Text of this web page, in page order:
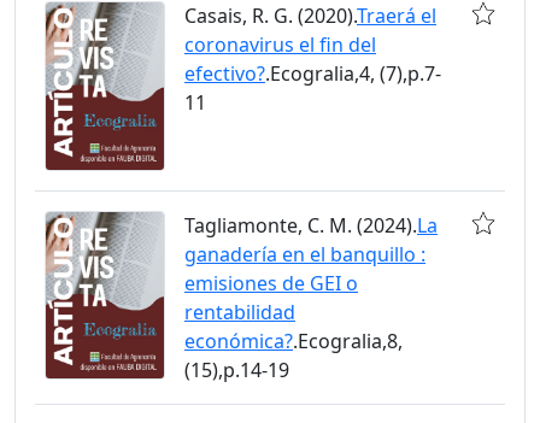
Casais, R. G. (2020).Traerá el
coronavirus el fin del
efectivo?.Ecogralia,4, (7),p.7-
11
Tagliamonte, C. M. (2024).La
ganadería en el banquillo :
emisiones de GEI o
rentabilidad
económica?.Ecogralia,8,
(15),p.14-19